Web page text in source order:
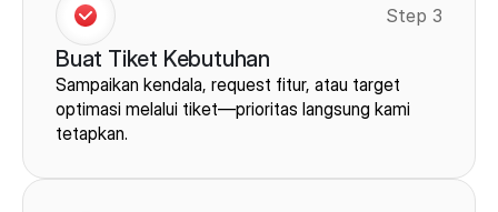
Step 3
Buat Tiket Kebutuhan
Sampaikan kendala, request fitur, atau target
optimasi melalui tiket—prioritas langsung kami
tetapkan.